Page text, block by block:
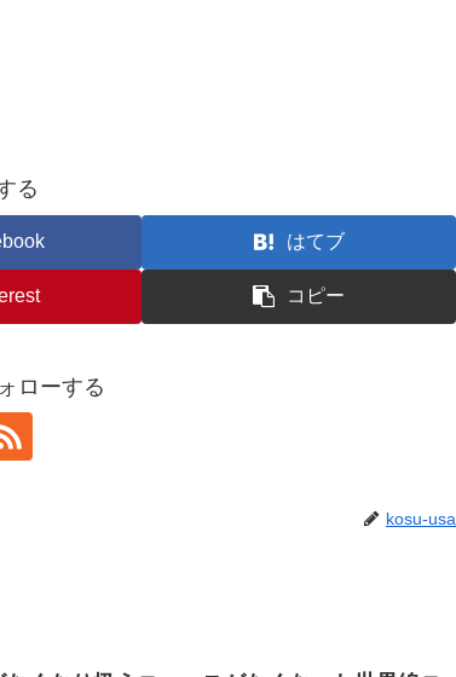
る
はてブ
コピー
ローする
kosu-usa